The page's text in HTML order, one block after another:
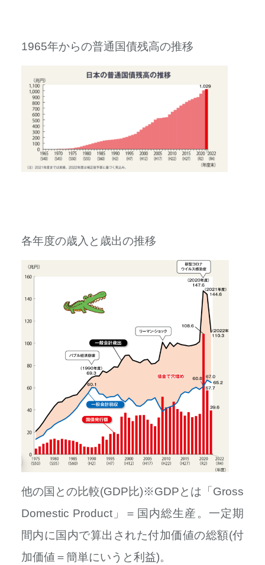
1965年からの普通国債残高の推移
各年度の歳入と歳出の推移
他の国との比較(GDP比)※GDPとは「Gross
Domestic Product」＝国内総生産。一定期
間内に国内で算出された付加価値の総額(付
加価値＝簡単にいうと利益)。